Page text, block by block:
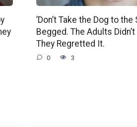
’Don’t Take the Dog to the
Begged. The Adults
They Regretted It.
0 3